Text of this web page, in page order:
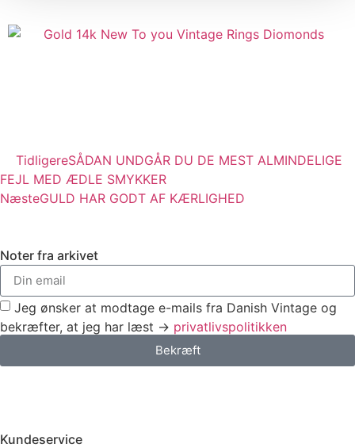
TidligereSÅDAN UNDGÅR DU DE MEST ALMINDELIGE
FEJL MED ÆDLE SMYKKER
NæsteGULD HAR GODT AF KÆRLIGHED
Noter fra arkivet
Jeg ønsker at modtage e-mails fra Danish Vintage og
bekræfter, at jeg har læst → privatlivspolitikken
Bekræft
Kundeservice